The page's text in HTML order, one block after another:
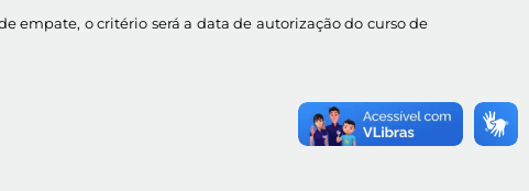
empate, o critério será a data de autorização do curso de